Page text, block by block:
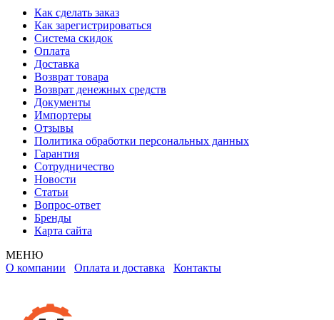
Как сделать заказ
Как зарегистрироваться
Система скидок
Оплата
Доставка
Возврат товара
Возврат денежных средств
Документы
Импортеры
Отзывы
Политика обработки персональных данных
Гарантия
Сотрудничество
Новости
Статьи
Вопрос-ответ
Бренды
Карта сайта
МЕНЮ
О компании Оплата и доставка Контакты